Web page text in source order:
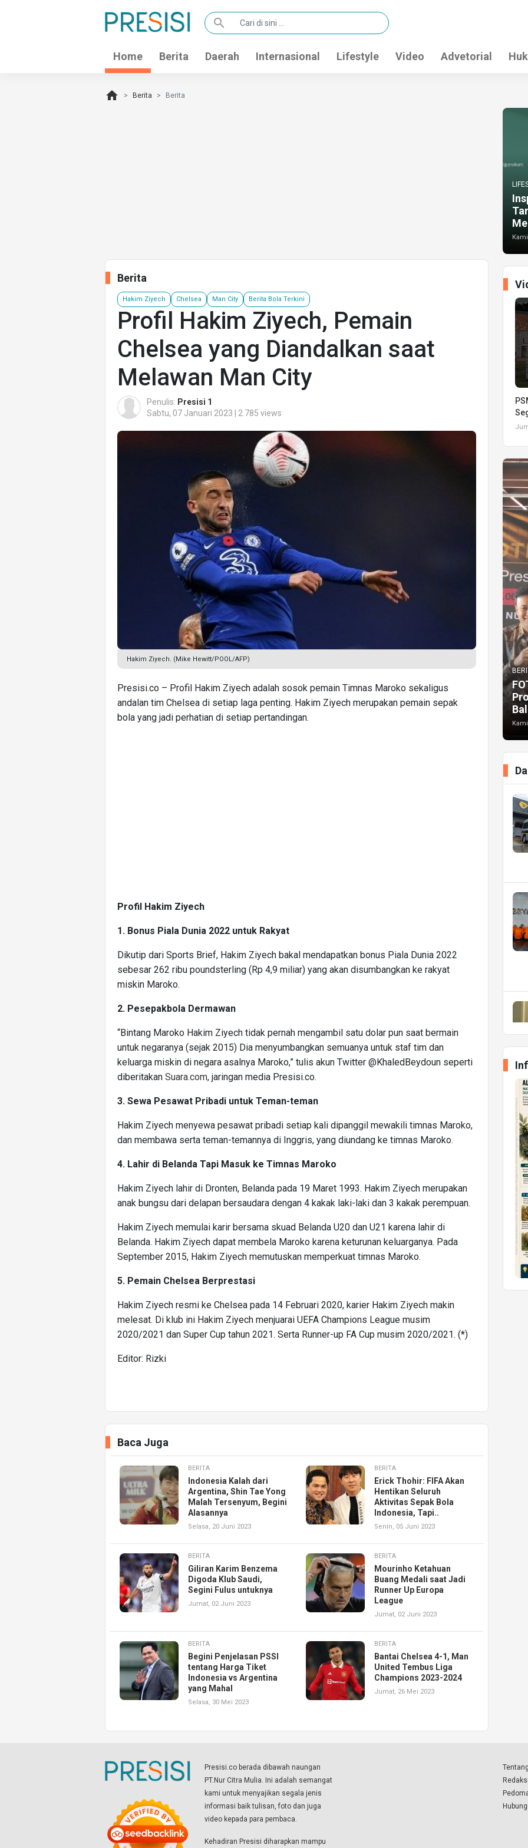
search
Home Berita Daerah Internasional Lifestyle Video Advetorial
home Berita Berita
Berita
Hakim Ziyech Chelsea Man City Berita Bola Terkini
Profil Hakim Ziyech, Pemain
Chelsea yang Diandalkan saat
Melawan Man City
Penulis: Presisi 1
Sabtu, 07 Januari 2023 | 2.785 views
Hakim Ziyech. (Mike Hewitt/POOL/AFP)
Presisi.co – Profil Hakim Ziyech adalah sosok pemain Timnas Maroko sekaligus
andalan tim Chelsea di setiap laga penting. Hakim Ziyech merupakan pemain sepak
bola yang jadi perhatian di setiap pertandingan.
Profil Hakim Ziyech
1. Bonus Piala Dunia 2022 untuk Rakyat
Dikutip dari Sports Brief, Hakim Ziyech bakal mendapatkan bonus Piala Dunia 2022
sebesar 262 ribu poundsterling (Rp 4,9 miliar) yang akan disumbangkan ke rakyat
miskin Maroko.
2. Pesepakbola Dermawan
“Bintang Maroko Hakim Ziyech tidak pernah mengambil satu dolar pun saat bermain
untuk negaranya (sejak 2015) Dia menyumbangkan semuanya untuk staf tim dan
keluarga miskin di negara asalnya Maroko,” tulis akun Twitter @KhaledBeydoun seperti
diberitakan Suara.com, jaringan media Presisi.co.
3. Sewa Pesawat Pribadi untuk Teman-teman
Hakim Ziyech menyewa pesawat pribadi setiap kali dipanggil mewakili timnas Maroko,
dan membawa serta teman-temannya di Inggris, yang diundang ke timnas Maroko.
4. Lahir di Belanda Tapi Masuk ke Timnas Maroko
Hakim Ziyech lahir di Dronten, Belanda pada 19 Maret 1993. Hakim Ziyech merupakan
anak bungsu dari delapan bersaudara dengan 4 kakak laki-laki dan 3 kakak perempuan.
Hakim Ziyech memulai karir bersama skuad Belanda U20 dan U21 karena lahir di
Belanda. Hakim Ziyech dapat membela Maroko karena keturunan keluarganya. Pada
September 2015, Hakim Ziyech memutuskan memperkuat timnas Maroko.
5. Pemain Chelsea Berprestasi
Hakim Ziyech resmi ke Chelsea pada 14 Februari 2020, karier Hakim Ziyech makin
melesat. Di klub ini Hakim Ziyech menjuarai UEFA Champions League musim
2020/2021 dan Super Cup tahun 2021. Serta Runner-up FA Cup musim 2020/2021. (*)
Editor: Rizki
Baca Juga
BERITA
Indonesia Kalah dari
Argentina, Shin Tae Yong
Malah Tersenyum, Begini
Alasannya
Selasa, 20 Juni 2023
BERITA
Erick Thohir: FIFA Akan
Hentikan Seluruh
Aktivitas Sepak Bola
Indonesia, Tapi..
Senin, 05 Juni 2023
BERITA
Giliran Karim Benzema
Digoda Klub Saudi,
Segini Fulus untuknya
Jumat, 02 Juni 2023
BERITA
Mourinho Ketahuan
Buang Medali saat Jadi
Runner Up Europa
League
Jumat, 02 Juni 2023
BERITA
Begini Penjelasan PSSI
tentang Harga Tiket
Indonesia vs Argentina
yang Mahal
Selasa, 30 Mei 2023
BERITA
Bantai Chelsea 4-1, Man
United Tembus Liga
Champions 2023-2024
Jumat, 26 Mei 2023
Presisi.co berada dibawah naungan
PT.Nur Citra Mulia. Ini adalah semangat
kami untuk menyajikan segala jenis
informasi baik tulisan, foto dan juga
video kepada para pembaca.
Kehadiran Presisi diharapkan mampu
Redaksi